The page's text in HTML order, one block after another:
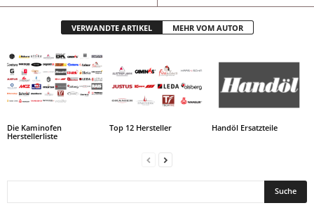
VERWANDTE ARTIKEL MEHR VOM AUTOR
Die Kaminofen
Herstellerliste
Top 12 Hersteller Handöl Ersatzteile